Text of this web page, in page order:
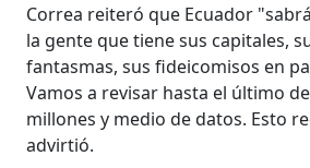
Correa reiteró que Ecuador
la gente que tiene sus capitales,
fantasmas, sus fideicomisos en
Vamos a revisar hasta el último
millones y medio de datos. Esto
advirtió.